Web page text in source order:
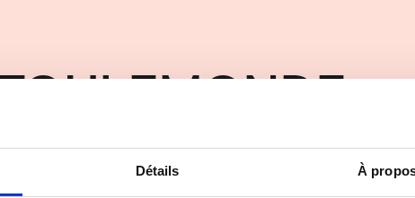
Détails À